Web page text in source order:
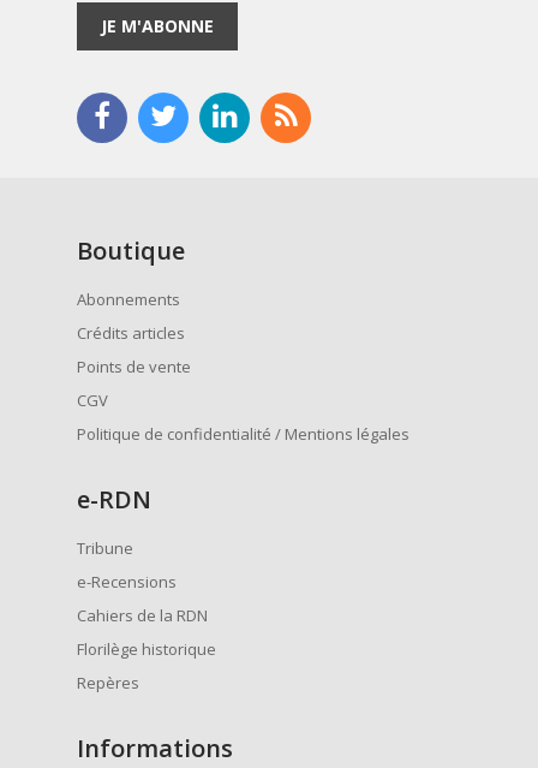
JE M'ABONNE
Boutique
Abonnements
Crédits articles
Points de vente
CGV
Politique de confidentialité / Mentions légales
e-RDN
Tribune
e-Recensions
Cahiers de la RDN
Florilège historique
Repères
Informations